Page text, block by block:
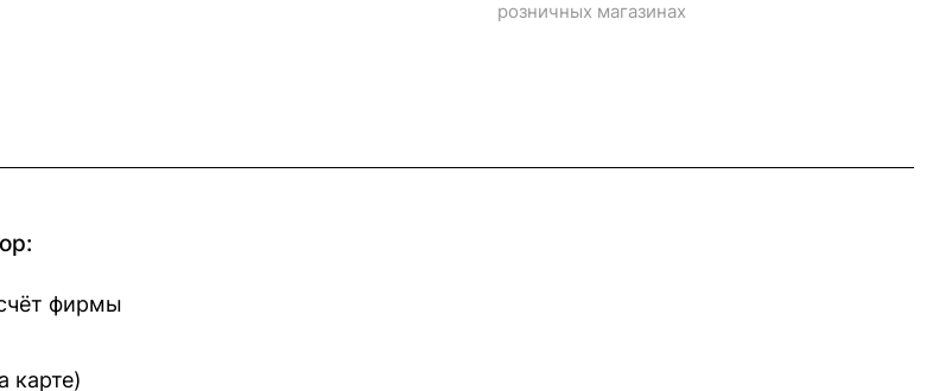
розничных магазинах
фирмы
карте)